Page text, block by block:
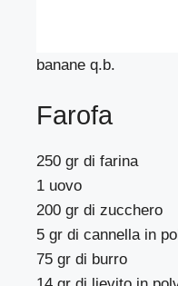
banane q.b.
Farofa
250 gr di farina
1 uovo
200 gr di zucchero
5 gr di cannella in
75 gr di burro